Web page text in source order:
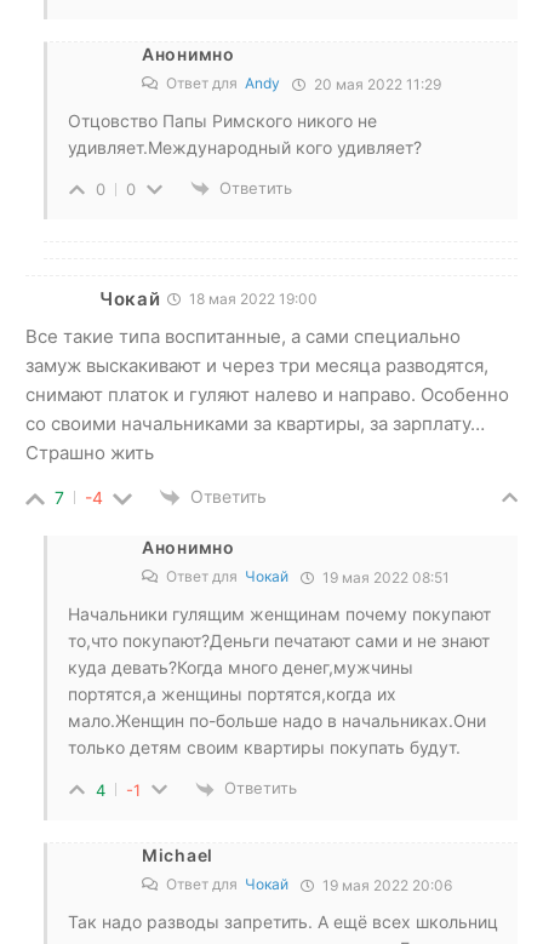
Анонимно
Ответ для Andy 20 мая 2022 11:29
Отцовство Папы Римского никого не
удивляет.Международный кого удивляет?
0 0 Ответить
Чокай 18 мая 2022 19:00
Все такие типа воспитанные, а сами специально
замуж выскакивают и через три месяца разводятся,
снимают платок и гуляют налево и направо. Особенно
со своими начальниками за квартиры, за зарплату…
Страшно жить
7 -4 Ответить
Анонимно
Ответ для Чокай 19 мая 2022 08:51
Начальники гулящим женщинам почему покупают
то,что покупают?Деньги печатают сами и не знают
куда девать?Когда много денег,мужчины
портятся,а женщины портятся,когда их
мало.Женщин по-больше надо в начальниках.Они
только детям своим квартиры покупать будут.
4 -1 Ответить
Michael
Ответ для Чокай 19 мая 2022 20:06
Так надо разводы запретить. А ещё всех школьниц